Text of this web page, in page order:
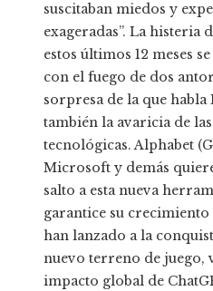
suscitaban miedos y
exageradas”. La histeria
estos últimos 12 meses
con el fuego de dos
sorpresa de la que
también la avaricia de
tecnológicas. Alphabet
Microsoft y demás
salto a esta nueva
garantice su
han lanzado a la
nuevo terreno de juego,
impacto global de